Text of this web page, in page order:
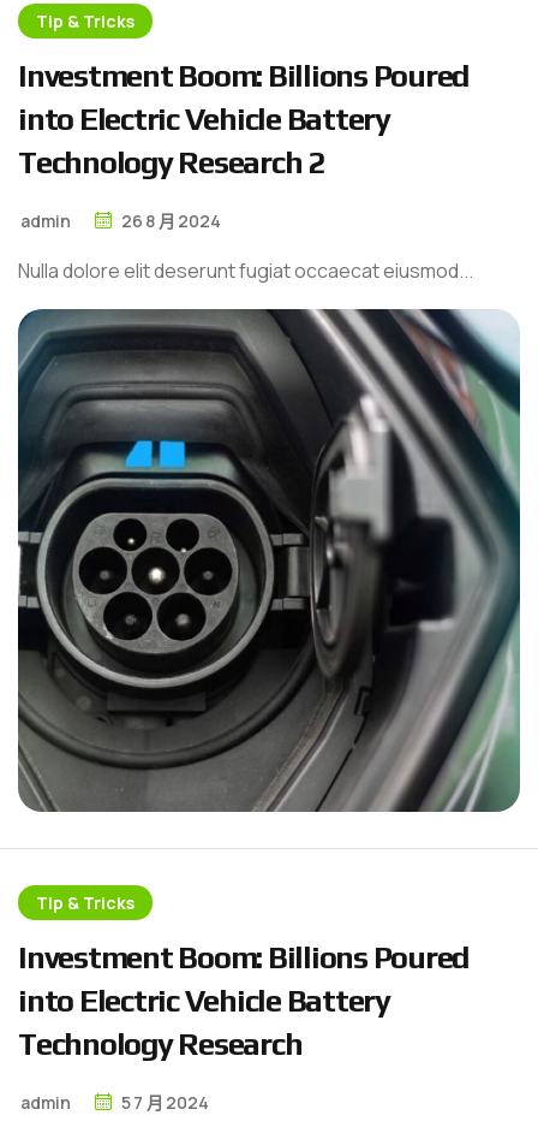
Tip & Tricks
Investment Boom: Billions Poured
into ElectricVehicle Battery
Technology Research 2
admin 26 8 月 2024
Nulla dolore elit deserunt fugiat occaecat eiusmod...
Tip & Tricks
Investment Boom: Billions Poured
into ElectricVehicle Battery
Technology Research
admin 57 月 2024